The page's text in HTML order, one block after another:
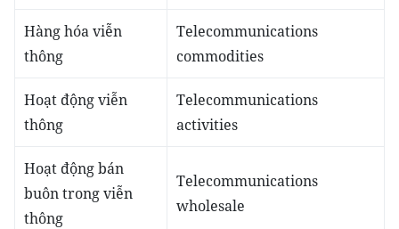
Hàng hóa viễn
thông
Telecommunications
commodities
Hoạt động viễn
thông
Telecommunications
activities
Hoạt động bán
buôn trong viễn
thông
Telecommunications
wholesale